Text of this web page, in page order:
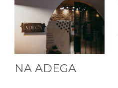
NA ADEGA